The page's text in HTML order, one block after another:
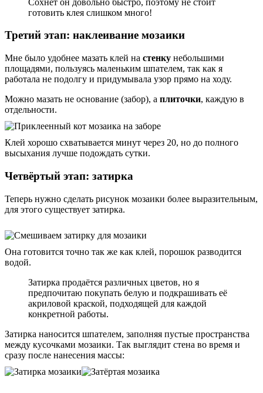
готовить клея слишком много!
Третий этап: наклеивание мозаики
Мне было удобнее мазать клей на стенку небольшими
площадями, пользуясь маленьким шпателем, так как я
работала не подолгу и придумывала узор прямо на ходу.
Можно мазать не основание (забор), а плиточки, каждую в
отдельности.
Клей хорошо схватывается минут через 20, но до полного
высыхания лучше подождать сутки.
Четвёртый этап: затирка
Теперь нужно сделать рисунок мозаики более выразительным,
для этого существует затирка.
Она готовится точно так же как клей, порошок разводится
водой.
Затирка продаётся различных цветов, но я
предпочитаю покупать белую и подкрашивать её
акриловой краской, подходящей для каждой
конкретной работы.
Затирка наносится шпателем, заполняя пустые пространства
между кусочками мозаики. Так выглядит стена во время и
сразу после нанесения массы: